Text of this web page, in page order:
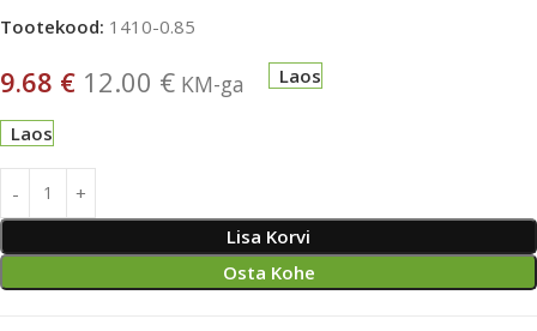
Tootekood: 1410-0.85
9.68 € 12.00 € KM-ga Laos
Laos
Lisa Korvi
Osta Kohe